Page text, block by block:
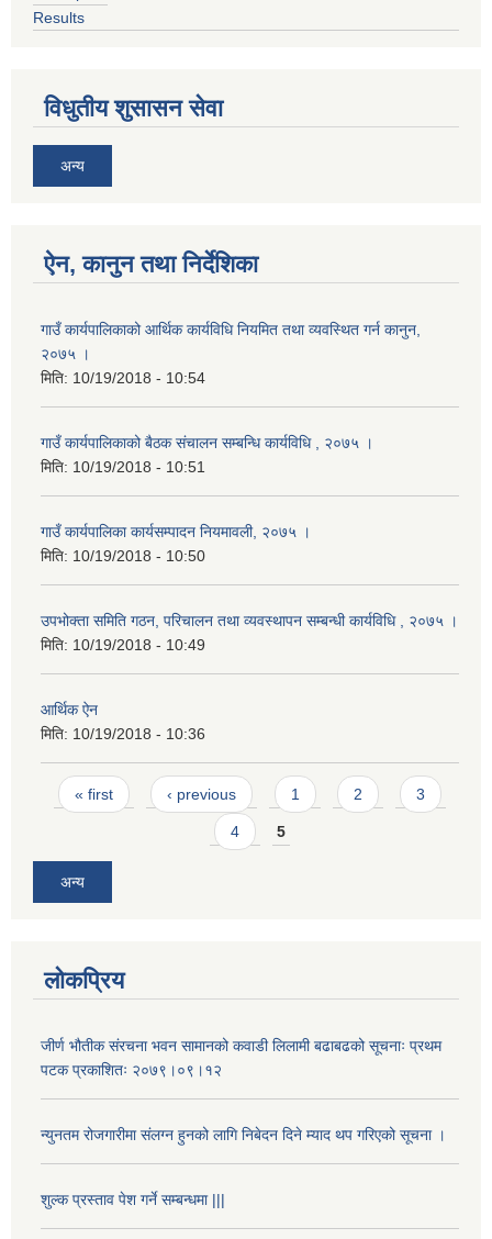
Results
विधुतीय शुसासन सेवा
अन्य
ऐन, कानुन तथा निर्देशिका
गाउँ कार्यपालिकाको आर्थिक कार्यविधि नियमित तथा व्यवस्थित गर्न कानुन,
२०७५ ।
मिति: 10/19/2018 - 10:54
गाउँ कार्यपालिकाको बैठक संचालन सम्बन्धि कार्यविधि , २०७५ ।
मिति: 10/19/2018 - 10:51
गाउँ कार्यपालिका कार्यसम्पादन नियमावली, २०७५ ।
मिति: 10/19/2018 - 10:50
उपभोक्ता समिति गठन, परिचालन तथा व्यवस्थापन सम्बन्धी कार्यविधि , २०७५ ।
मिति: 10/19/2018 - 10:49
आर्थिक ऐन
मिति: 10/19/2018 - 10:36
Pages
« first ‹ previous 1 2 3
4 5
अन्य
लोकप्रिय
जीर्ण भौतीक संरचना भवन सामानको कवाडी लिलामी बढाबढको सूचनाः प्रथम
पटक प्रकाशितः २०७९।०९।१२
न्युनतम रोजगारीमा संलग्न हुनको लागि निबेदन दिने म्याद थप गरिएको सूचना ।
शुल्क प्रस्ताव पेश गर्ने सम्बन्धमा |||